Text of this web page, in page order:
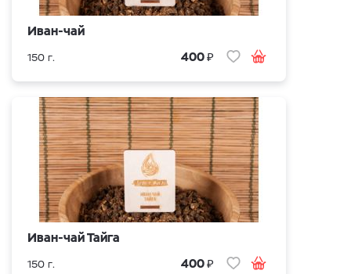
Иван-чай
150 г. 400₽
Иван-чай Тайга
150 г. 400₽